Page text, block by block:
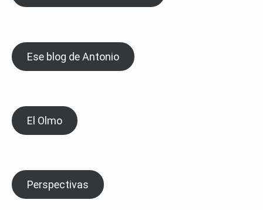
Ese blog de Antonio
El Olmo
Perspectivas